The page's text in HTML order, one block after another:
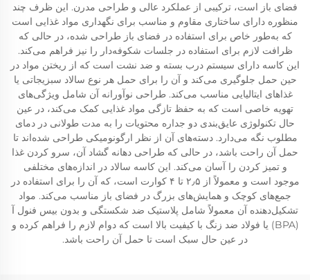
فضای باز است، ترکیبی از عملکرد عالی و طراحی مدرن. این ظرف چند
منظوره دارای ساختاری مقاوم و مناسب برای نگهداری مواد غذایی است
که به‌طور خاص برای استفاده در فضای باز طراحی شده، در حالی که
ظرافت لازم برای استفاده در جلسات شکوفه‌دار را نیز فراهم می‌کند.
این کاسه دارای سیستم درب بسته و ضد نشت است که از ریختن مواد در
حین حمل جلوگیری می‌کند و آن را برای حمل هر نوع سالاد سبزیجاتی یا
غذاهای ایتالیایی مناسب می‌کند. طراحی نوآورانه آن شامل ویژگی‌های
تهویه خاصی است که به حفظ تازگی مواد غذایی کمک می‌کند، در عین
حال تکنولوژی عایق‌بندی دو جداره محتویات را به مدت طولانی در دمای
مطلوب نگه می‌دارد. دسته‌های آن از نظر ارگونومیکی طراحی شده‌اند تا
حمل آن راحت باشد، در حالی که طراحی دهانه گشاد آن، سرو کردن غذا
و تمیز کردن را آسان می‌کند. این کاسه سالاد در اندازه‌های مختلفی
موجود است و معمولاً از ۲٫۵ تا ۴ کوارت است، که آن را برای استفاده در
جمع‌های کوچک و همایش‌های بزرگ در فضای باز مناسب می‌کند. مواد
تشکیل‌دهنده آن معمولاً شامل پلاستیک ضد شکستگی و بدون بیس فنول آ
(BPA) یا فولاد ضد زنگ با کیفیت بالا است که دوام لازم را فراهم کرده و
در عین حال سبک است تا حمل آن راحت باشد.